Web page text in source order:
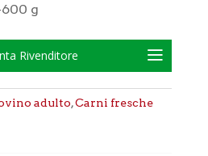
g
Rivenditore
adulto,Carni fresche